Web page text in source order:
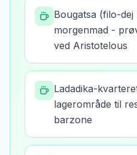
Bougatsa (filo-
morgenmad -
ved Aristotelous
Ladadika-
lagerområde til
barzone